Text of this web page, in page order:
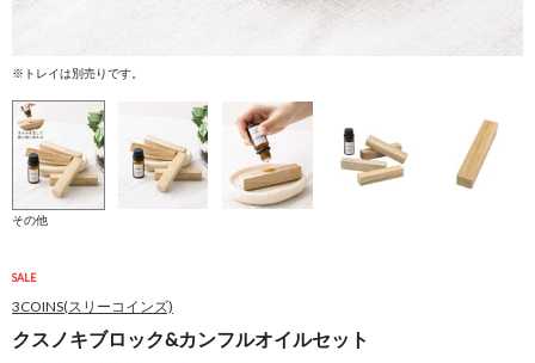
※トレイは別売りです。
その他
SALE
3COINS(スリーコインズ)
クスノキブロック&カンフルオイルセット